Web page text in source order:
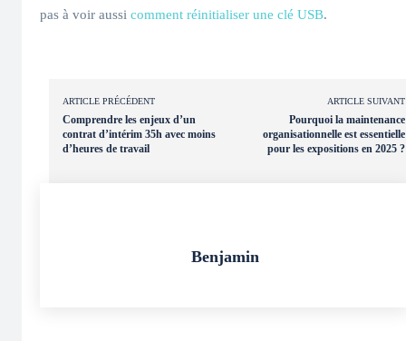
pas à voir aussi comment réinitialiser une clé USB.
ARTICLE PRÉCÉDENT
Comprendre les enjeux d’un
contrat d’intérim 35h avec moins
d’heures de travail
ARTICLE SUIVANT
Pourquoi la maintenance
organisationnelle est essentielle
pour les expositions en 2025 ?
Benjamin